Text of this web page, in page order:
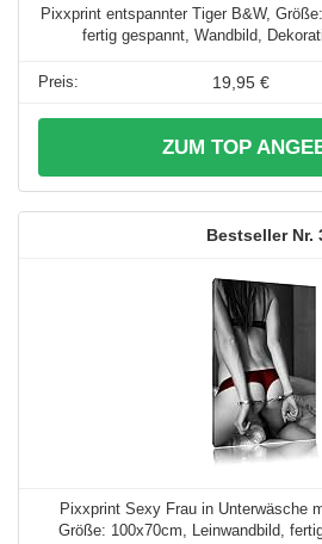
Pixxprint entspannter Tiger B&W,
fertig gespannt, Wandbild,
19,95 €
ZUM TOP
Pixxprint Sexy Frau in Unterwäsche
Größe: 100x70cm, Leinwandbild,